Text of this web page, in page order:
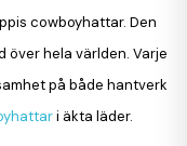
cowboyhattar. Den
över hela världen. Varje
på både hantverk
i äkta läder.